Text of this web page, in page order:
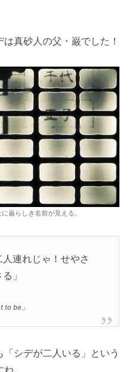
真砂人の父・巌でした！
巌らしき名前が見える。
連れじゃ！せやさ
」
to be」
シデが二人いる」という
。